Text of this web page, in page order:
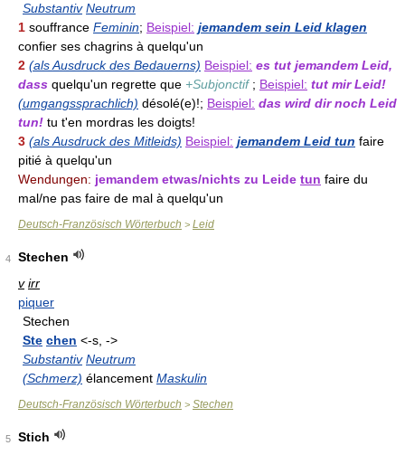
Substantiv Neutrum
1 souffrance Feminin; Beispiel: jemandem sein Leid klagen
confier ses chagrins à quelqu'un
2 (als Ausdruck des Bedauerns) Beispiel: es tut jemandem Leid,
dass quelqu'un regrette que +Subjonctif ; Beispiel: tut mir Leid!
(umgangssprachlich) désolé(e)!; Beispiel: das wird dir noch Leid
tun! tu t'en mordras les doigts!
3 (als Ausdruck des Mitleids) Beispiel: jemandem Leid tun faire
pitié à quelqu'un
Wendungen: jemandem etwas/nichts zu Leide tun faire du
mal/ne pas faire de mal à quelqu'un
Deutsch-Französisch Wörterbuch > Leid
4
Stechen
v irr
piquer
Stechen
Ste chen <-s, ->
Substantiv Neutrum
(Schmerz) élancement Maskulin
Deutsch-Französisch Wörterbuch > Stechen
5
Stich